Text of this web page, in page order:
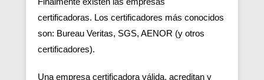
certificadoras. Los certificadores más conocidos
son: Bureau Veritas, SGS, AENOR (y otros
certificadores).
Una empresa certificadora válida, acreditan y